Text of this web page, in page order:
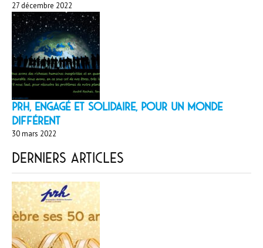
27 décembre 2022
PRH, engagé et solidaire, pour un monde
différent
30 mars 2022
Derniers articles